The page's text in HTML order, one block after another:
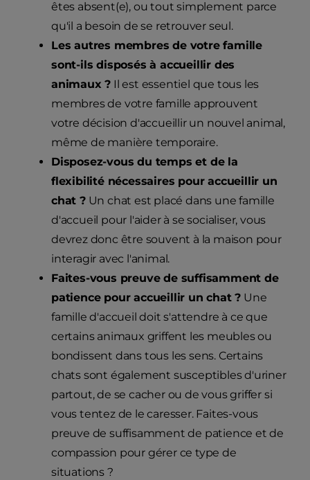
êtes absent(e), ou tout simplement parce
qu'il a besoin de se retrouver seul.
Les autres membres de votre famille
sont-ils disposés à accueillir des
animaux ? Il est essentiel que tous les
membres de votre famille approuvent
votre décision d'accueillir un nouvel animal,
même de manière temporaire.
Disposez-vous du temps et de la
flexibilité nécessaires pour accueillir un
chat ?Un chat est placé dans une famille
d'accueil pour l'aider à se socialiser, vous
devrez donc être souvent à la maison pour
interagir avec l'animal.
Faites-vous preuve de suffisamment de
patience pour accueillir un chat ? Une
famille d'accueil doit s'attendre à ce que
certains animaux griffent les meubles ou
bondissent dans tous les sens. Certains
chats sont également susceptibles d'uriner
partout, de se cacher ou de vous griffer si
vous tentez de le caresser. Faites-vous
preuve de suffisamment de patience et de
compassion pour gérer ce type de
situations ?